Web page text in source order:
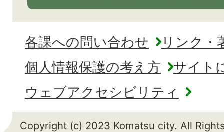
各課への問い合わせ
リンク・
個人情報保護の考え方
サイト
ウェブアクセシビリティ
Copyright (c) 2023 Komatsu city. All